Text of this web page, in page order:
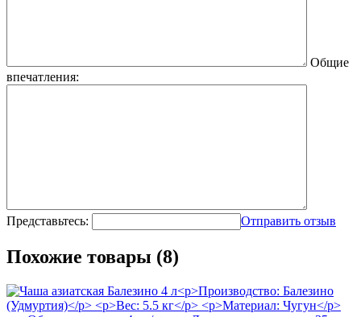
Общие
впечатления:
Представьтесь: Отправить отзыв
Похожие товары (8)